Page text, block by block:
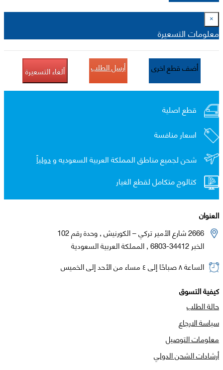
×
معلومات التسعيرة
أضف قطع اخرى أرسل الطلب ألغاء التسعيرة
قطع اصلية
اسعار منافسة
شحن لجميع مناطق المملكة العربية السعوديه ودولياً
كتالوج متكامل لقطع الغيار
العنوان
2666 شارع الأمير تركي – الكورنيش , وحدة رقم 102
الخبر 34412-6803 , المملكة العربية السعودية
الساعة ٨ صباحًا إلى ٤ مساء من الأحد إلى الخميس
كيفية التسوق
حالة الطلب
سياسة الارجاع
معلومات التوصيل
أرشادات الشحن الدولي